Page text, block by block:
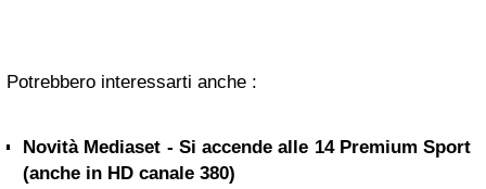
Potrebbero interessarti anche :
Novità Mediaset - Si accende alle 14 Premium Sport
(anche in HD canale 380)